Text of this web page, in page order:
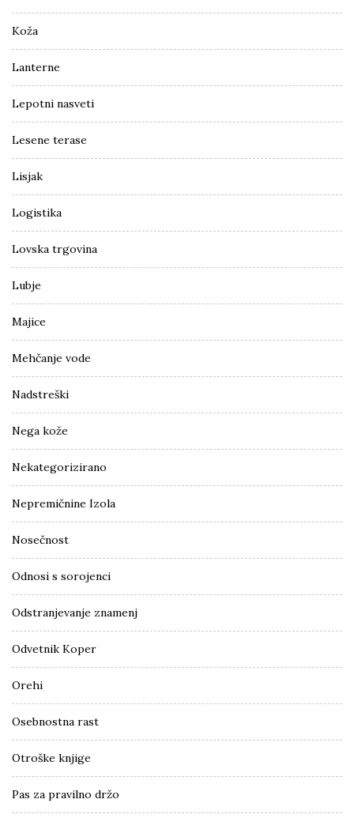
Koža
Lanterne
Lepotni nasveti
Lesene terase
Lisjak
Logistika
Lovska trgovina
Lubje
Majice
Mehčanje vode
Nadstreški
Nega kože
Nekategorizirano
Nepremičnine Izola
Nosečnost
Odnosi s sorojenci
Odstranjevanje znamenj
Odvetnik Koper
Orehi
Osebnostna rast
Otroške knjige
Pas za pravilno držo